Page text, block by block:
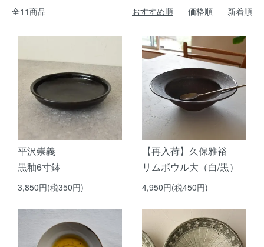
全11商品 おすすめ順 価格順 新着順
平沢崇義
黒釉6寸鉢
3,850円(税350円)
【再入荷】久保雅裕
リムボウル大（白/黒）
4,950円(税450円)